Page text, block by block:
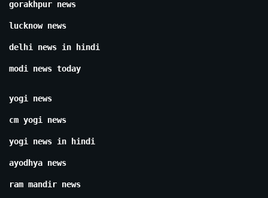
gorakhpur news
lucknow news
delhi news in hindi
modi news today
yogi news
cm yogi news
yogi news in hindi
ayodhya news
ram mandir news